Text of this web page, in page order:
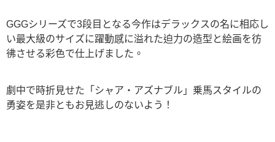
GGGシリーズで3段目となる今作はデラックスの名に相応し
い最大級のサイズに躍動感に溢れた迫力の造型と絵画を彷
彿させる彩色で仕上げました。
劇中で時折見せた「シャア・アズナブル」乗馬スタイルの
勇姿を是非ともお見逃しのないよう！